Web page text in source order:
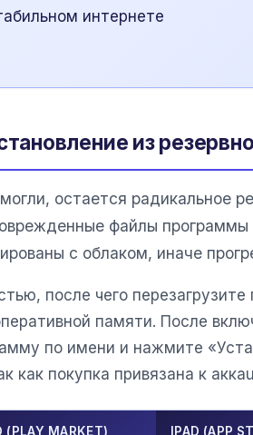
интернете
из
остается радикальное
файлы
с облаком, иначе
после чего
памяти. После
по имени и нажмите
как покупка привязана к
(PLAY MARKET) IPAD (APP